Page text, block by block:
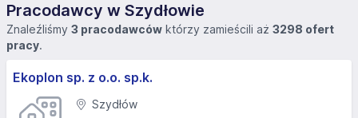
Pracodawcy w Szydłowie
Znaleźliśmy 3 pracodawców którzy zamieścili aż 3298 ofert
pracy.
Ekoplon sp. z o.o. sp.k.
Szydłów